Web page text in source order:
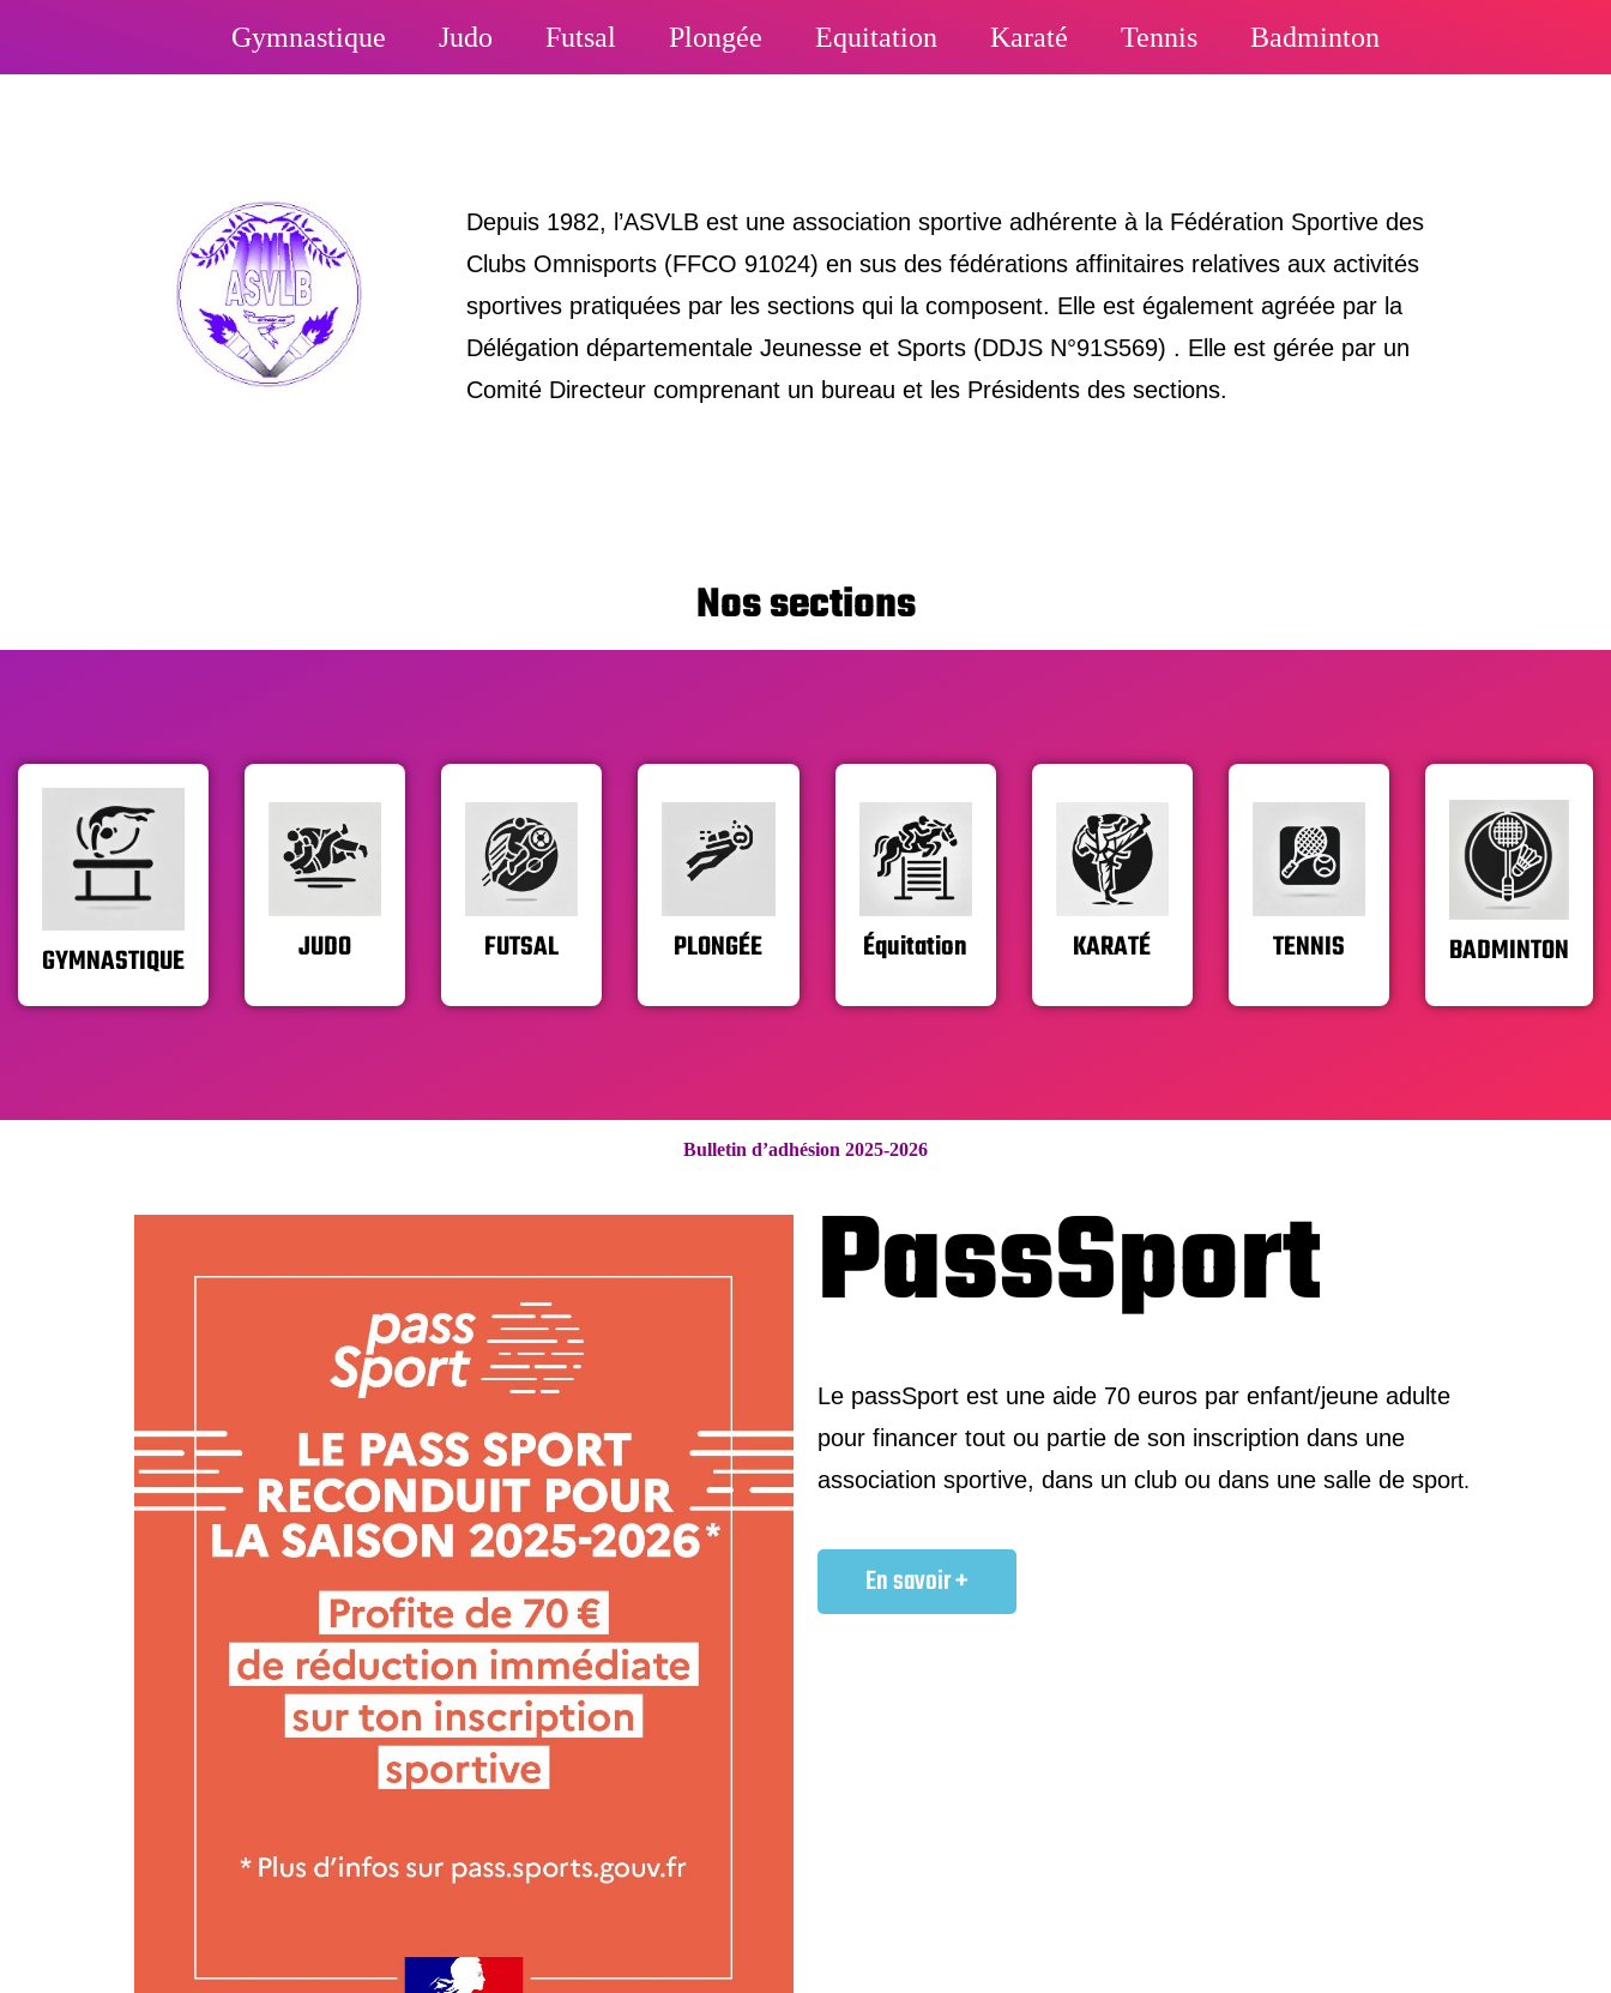
Gymnastique Judo Futsal Plongée Equitation Karaté Tennis Badminton
Depuis 1982, l’ASVLB est une association sportive adhérente à la Fédération Sportive des
Clubs Omnisports (FFCO 91024) en sus des fédérations affinitaires relatives aux activités
sportives pratiquées par les sections qui la composent. Elle est également agréée par la
Délégation départementale Jeunesse et Sports (DDJS N°91S569) . Elle est gérée par un
Comité Directeur comprenant un bureau et les Présidents des sections.
Nos sections
GYMNASTIQUE JUDO FUTSAL PLONGÉE Équitation KARATÉ TENNIS BADMINTON
Bulletin d’adhésion 2025-2026
PassSport
Le passSport est une aide 70 euros par enfant/jeune adulte
pour financer tout ou partie de son inscription dans une
association sportive, dans un club ou dans une salle de sport.
En savoir +